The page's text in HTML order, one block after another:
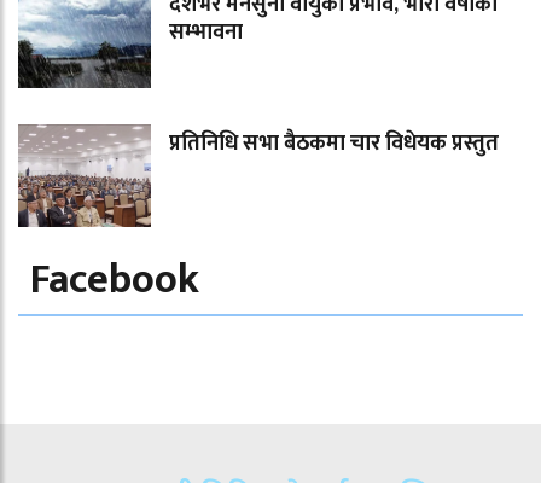
सम्भावना
प्रतिनिधि सभा बैठकमा चार विधेयक प्रस्तुत
Facebook